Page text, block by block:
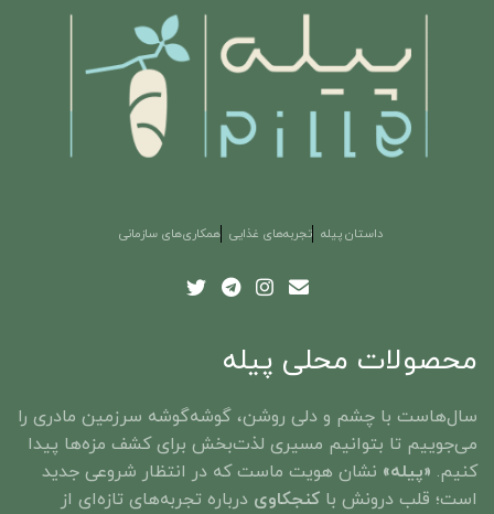
داستان پیله تجربه‌های غذایی همکاری‌های سازمانی
محصولات محلی پیله
سال‌هاست با چشم و دلی روشن، گوشه‌گوشه‌ سرزمین مادری را
می‌جوییم تا بتوانیم مسیری لذت‌بخش برای کشف مزه‌ها پیدا
کنیم. «پیله» نشان هویت ماست که در انتظار شروعی جدید
است؛ قلب درونش با کنجکاوی درباره تجربه‌های تازه‌ای از